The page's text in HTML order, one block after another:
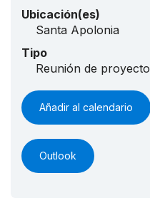
Ubicación(es)
Santa Apolonia
Tipo
Reunión de proyecto
Añadir al calendario
Outlook